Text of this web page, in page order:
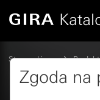
Strona główna
Gniazda wtyczkowe
Zgoda na